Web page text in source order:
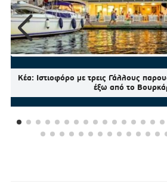
Κέα: Ιστιοφόρο με τρεις Γάλλους
έξω από το